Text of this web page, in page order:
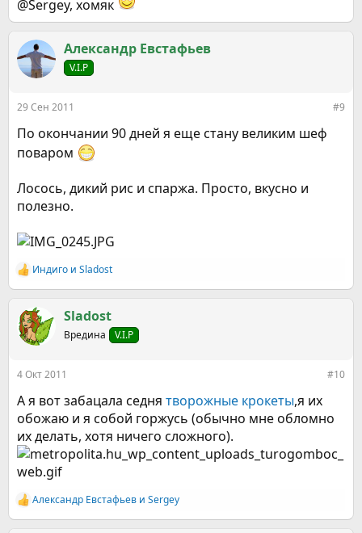
@Sergey, хомяк
Александр Евстафьев
V.I.P
29 Сен 2011 #9
По окончании 90 дней я еще стану великим шеф
поваром
Лосось, дикий рис и спаржа. Просто, вкусно и
полезно.
Р
е
к
ц
и
Индиго и Sladost
Sladost
Вредина V.I.P
4 Окт 2011 #10
А я вот забацала седня творожные крокеты,я их
обожаю и я собой горжусь (обычно мне обломно
их делать, хотя ничего сложного).
Р
е
Александр Евстафьев и Sergey